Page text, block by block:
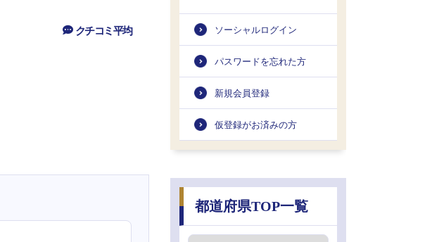
クチコミ平均 ソーシャルログイン
パスワードを忘れた方
新規会員登録
仮登録がお済みの方
都道府県TOP一覧